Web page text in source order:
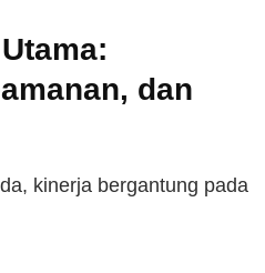
dan
kinerja bergantung pada